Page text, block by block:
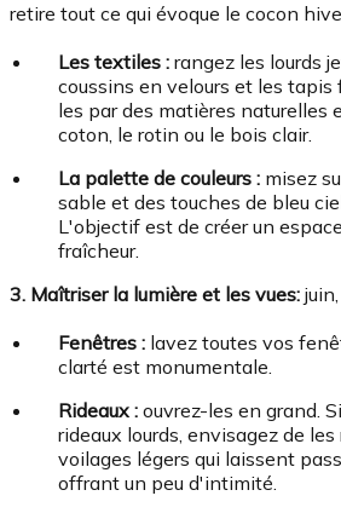
retire tout ce qui évoque le cocon
Les textiles : rangez les lourds
coussins en velours et les tapis
les par des matières naturelles
coton, le rotin ou le bois clair.
La palette de couleurs : misez
sable et des touches de bleu
L'objectif est de créer un
fraîcheur.
3. Maîtriser la lumière et les vues:
Fenêtres : lavez toutes vos
clarté est monumentale.
Rideaux : ouvrez-les en grand.
rideaux lourds, envisagez de
voilages légers qui laissent
offrant un peu d'intimité.